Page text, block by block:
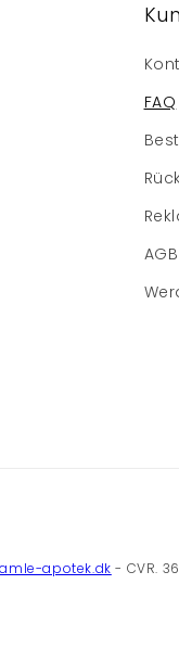
FAQ
AGB
apotek.dk - CVR.